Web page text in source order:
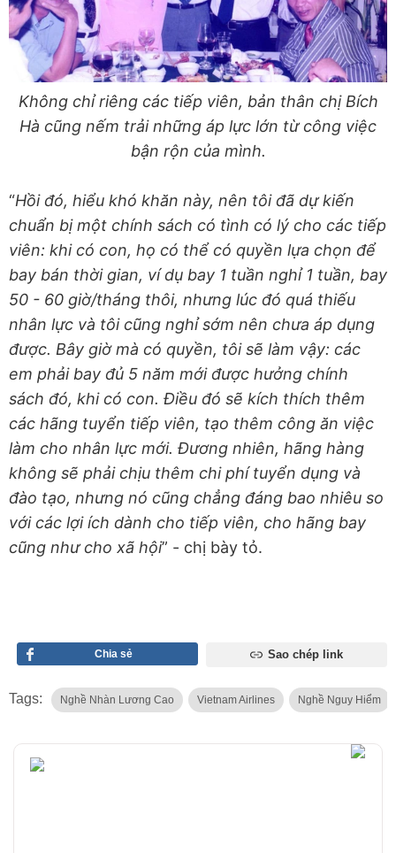
Không chỉ riêng các tiếp viên, bản thân chị Bích
Hà cũng nếm trải những áp lực lớn từ công việc
bận rộn của mình.
“Hồi đó, hiểu khó khăn này, nên tôi đã dự kiến
chuẩn bị một chính sách có tình có lý cho các tiếp
viên: khi có con, họ có thể có quyền lựa chọn để
bay bán thời gian, ví dụ bay 1 tuần nghỉ 1 tuần, bay
50 - 60 giờ/tháng thôi, nhưng lúc đó quá thiếu
nhân lực và tôi cũng nghỉ sớm nên chưa áp dụng
được. Bây giờ mà có quyền, tôi sẽ làm vậy: các
em phải bay đủ 5 năm mới được hưởng chính
sách đó, khi có con. Điều đó sẽ kích thích thêm
các hãng tuyển tiếp viên, tạo thêm công ăn việc
làm cho nhân lực mới. Đương nhiên, hãng hàng
không sẽ phải chịu thêm chi phí tuyển dụng và
đào tạo, nhưng nó cũng chẳng đáng bao nhiêu so
với các lợi ích dành cho tiếp viên, cho hãng bay
cũng như cho xã hội” - chị bày tỏ.
Chia sẻ Sao chép link
Tags: Nghề Nhàn Lương Cao Vietnam Airlines Nghề Nguy Hiểm